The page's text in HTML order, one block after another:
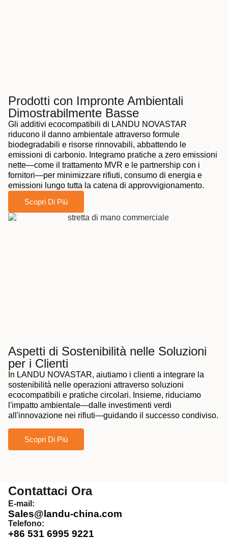
Prodotti con Impronte Ambientali
Dimostrabilmente Basse
Gli additivi ecocompatibili di LANDU NOVASTAR
riducono il danno ambientale attraverso formule
biodegradabili e risorse rinnovabili, abbattendo le
emissioni di carbonio. Integramo pratiche a zero emissioni
nette—come il trattamento MVR e le partnership con i
fornitori—per minimizzare rifiuti, consumo di energia e
emissioni lungo tutta la catena di approvvigionamento.
Scopri Di Più
Aspetti di Sostenibilità nelle Soluzioni
per i Clienti
In LANDU NOVASTAR, aiutiamo i clienti a integrare la
sostenibilità nelle operazioni attraverso soluzioni
ecocompatibili e pratiche circolari. Insieme, riduciamo
l'impatto ambientale—dalle investimenti verdi
all'innovazione nei rifiuti—guidando il successo condiviso.
Scopri Di Più
Contattaci Ora
E-mail:
Sales@landu-china.com
Telefono:
+86 531 6995 9221